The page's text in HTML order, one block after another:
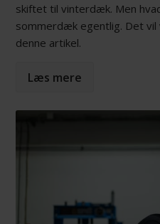
skiftet til vinterdæk. Men
sommerdæk egentlig. Det
denne artikel.
Læs mere